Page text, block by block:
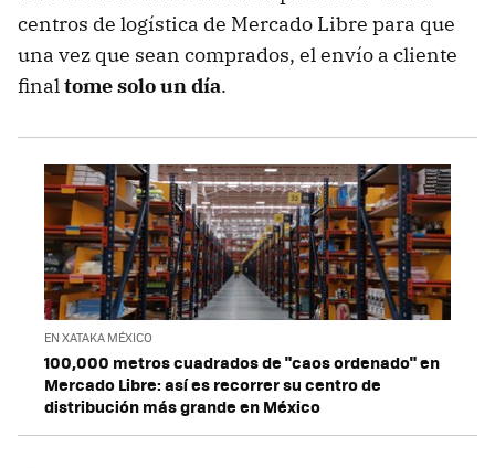
centros de logística de Mercado Libre para que
una vez que sean comprados, el envío a cliente
finaltome solo un día.
EN XATAKA MÉXICO
100,000 metros cuadrados de "caos ordenado" en
Mercado Libre: así es recorrer su centro de
distribución más grande en México